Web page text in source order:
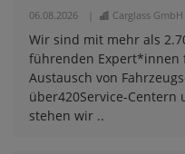
06.08.2026 Carglass GmbH
Wir sind mit mehr als
führenden Expert*innen
Austausch von
über420Service-
stehen wir ..